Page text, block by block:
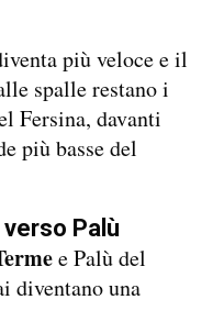
più veloce e il
spalle restano i
Fersina, davanti
più basse del
Palù
e Palù del
diventano una